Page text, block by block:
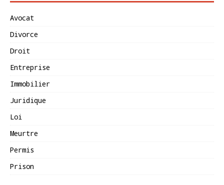
Avocat
Divorce
Droit
Entreprise
Immobilier
Juridique
Loi
Meurtre
Permis
Prison